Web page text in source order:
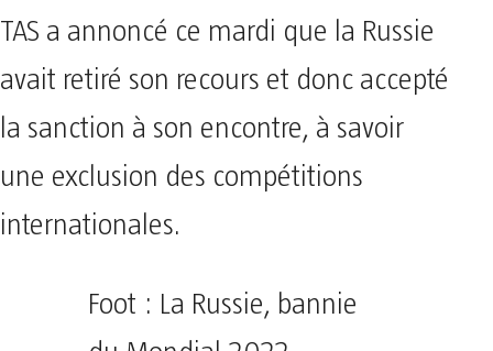
TAS a annoncé ce mardi que la Russie
avait retiré son recours et donc accepté
la sanction à son encontre, à savoir
une exclusion des compétitions
internationales.
Foot : La Russie, bannie